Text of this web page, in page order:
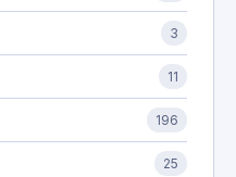
3
11
196
25